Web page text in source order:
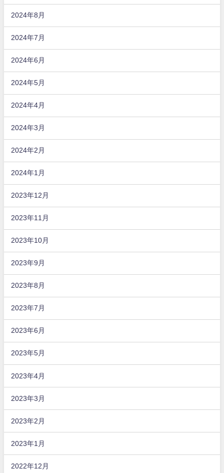
2024年8月
2024年7月
2024年6月
2024年5月
2024年4月
2024年3月
2024年2月
2024年1月
2023年12月
2023年11月
2023年10月
2023年9月
2023年8月
2023年7月
2023年6月
2023年5月
2023年4月
2023年3月
2023年2月
2023年1月
2022年12月